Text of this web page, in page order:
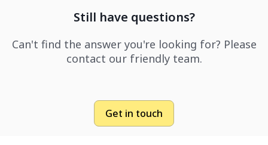
Still have questions?
Can't find the answer you're looking for? Please
contact our friendly team.
Get in touch